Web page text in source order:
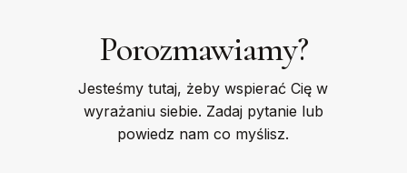
Porozmawiamy?
Jesteśmy tutaj, żeby wspierać Cię w
wyrażaniu siebie. Zadaj pytanie lub
powiedz nam co myślisz.